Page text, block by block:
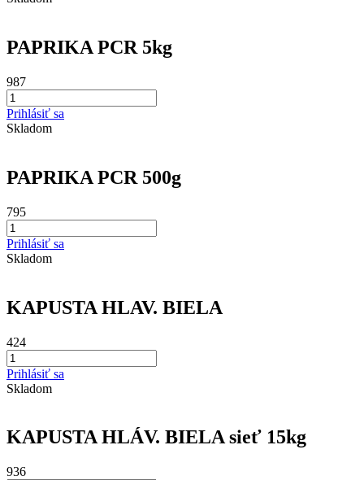
PAPRIKA PCR 5kg
987
Prihlásiť sa
Skladom
PAPRIKA PCR 500g
795
Prihlásiť sa
Skladom
KAPUSTA HLAV. BIELA
424
Prihlásiť sa
Skladom
KAPUSTA HLÁV. BIELA sieť 15kg
936